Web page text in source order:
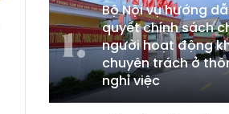
Bộ Nội vụ hướng
quyết chính sách
người hoạt động
chuyên trách ở
nghỉ việc